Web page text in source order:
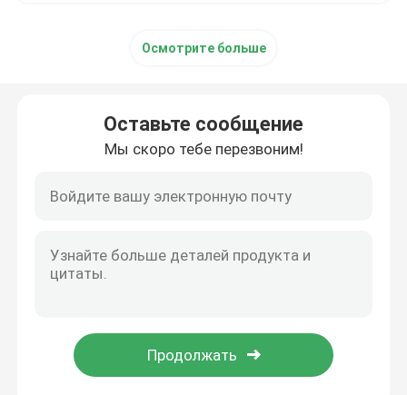
Камень искусственный кварцевый
естественные каменные кунтертопс
водоструйный медальон
Осмотрите больше
Оставьте сообщение
Мы скоро тебе перезвоним!